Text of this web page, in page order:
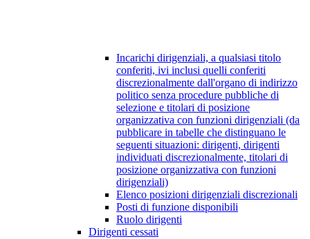
Incarichi dirigenziali, a qualsiasi titolo
conferiti, ivi inclusi quelli conferiti
discrezionalmente dall'organo di indirizzo
politico senza procedure pubbliche di
selezione e titolari di posizione
organizzativa con funzioni dirigenziali (da
pubblicare in tabelle che distinguano le
seguenti situazioni: dirigenti, dirigenti
individuati discrezionalmente, titolari di
posizione organizzativa con funzioni
dirigenziali)
Elenco posizioni dirigenziali discrezionali
Posti di funzione disponibili
Ruolo dirigenti
Dirigenti cessati